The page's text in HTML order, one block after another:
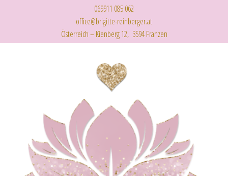
069911 085 062
office@brigitte-reinberger.at
Österreich – Kienberg 12, 3594 Franzen